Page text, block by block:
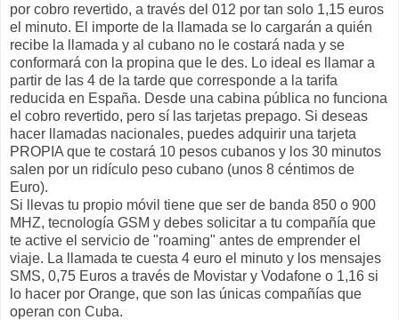
por cobro revertido, a través del 012 por tan solo 1,15 euros
el minuto. El importe de la llamada se lo cargarán a quién
recibe la llamada y al cubano no le costará nada y se
conformará con la propina que le des. Lo ideal es llamar a
partir de las 4 de la tarde que corresponde a la tarifa
reducida en España. Desde una cabina pública no funciona
el cobro revertido, pero sí las tarjetas prepago. Si deseas
hacer llamadas nacionales, puedes adquirir una tarjeta
PROPIA que te costará 10 pesos cubanos y los 30 minutos
salen por un ridículo peso cubano (unos 8 céntimos de
Euro).
Si llevas tu propio móvil tiene que ser de banda 850 o 900
MHZ, tecnología GSM y debes solicitar a tu compañía que
te active el servicio de "roaming" antes de emprender el
viaje. La llamada te cuesta 4 euro el minuto y los mensajes
SMS, 0,75 Euros a través de Movistar y Vodafone o 1,16 si
lo hacer por Orange, que son las únicas compañías que
operan con Cuba.